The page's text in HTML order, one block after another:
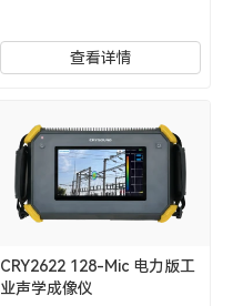
查看详情
CRY2622 128-Mic 电力版工
业声学成像仪